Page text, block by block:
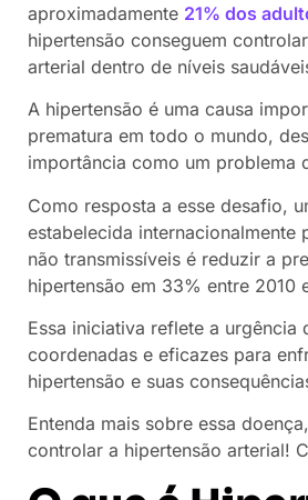
aproximadamente 21% dos
hipertensão conseguem
arterial dentro de níveis
A hipertensão é uma causa
prematura em todo o mundo,
importância como um problema
Como resposta a esse desafio,
estabelecida internacionalmente
não transmissíveis é reduzir a
hipertensão em 33% entre 2010
Essa iniciativa reflete a urgência
coordenadas e eficazes para
hipertensão e suas
Entenda mais sobre essa
controlar a hipertensão arterial!